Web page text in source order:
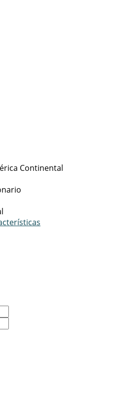
Continental